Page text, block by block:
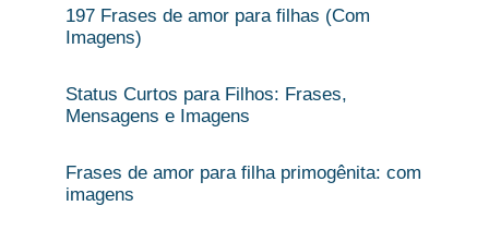
197 Frases de amor para filhas (Com
Imagens)
Status Curtos para Filhos: Frases,
Mensagens e Imagens
Frases de amor para filha primogênita: com
imagens